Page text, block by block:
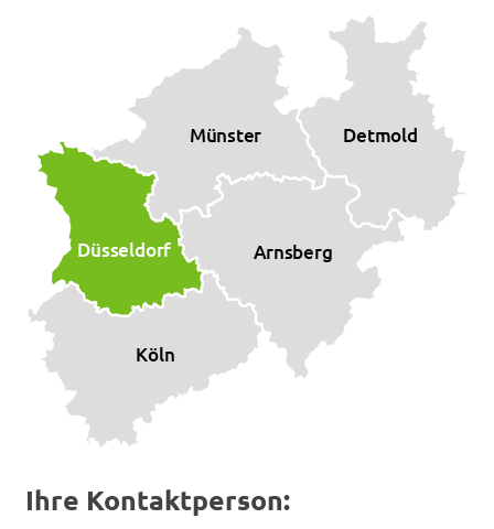
Detmold
Münster
Düsseldorf
Köln
Arnsberg
Ihre Kontaktperson: